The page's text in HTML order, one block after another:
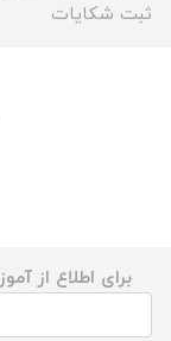
ثبت شکایات
برای اطلاع از